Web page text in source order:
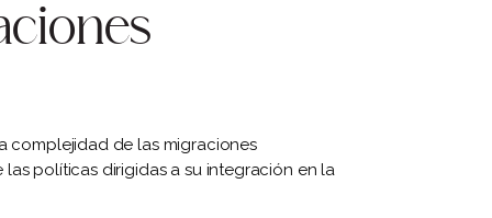
complejidad de las migraciones
políticas dirigidas a su integración en la